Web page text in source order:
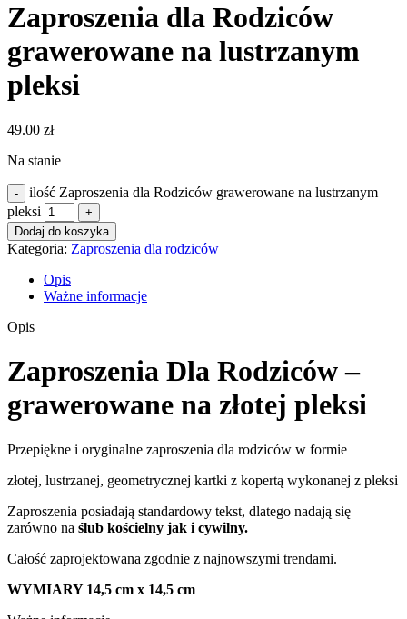
Zaproszenia dla Rodziców
grawerowane na lustrzanym
pleksi
49.00 zł
Na stanie
ilość Zaproszenia dla Rodziców grawerowane na lustrzanym
pleksi
Dodaj do koszyka
Kategoria: Zaproszenia dla rodziców
Opis
Ważne informacje
Opis
Zaproszenia Dla Rodziców –
grawerowane na złotej pleksi
Przepiękne i oryginalne zaproszenia dla rodziców w formie
złotej, lustrzanej, geometrycznej kartki z kopertą wykonanej z pleksi
Zaproszenia posiadają standardowy tekst, dlatego nadają się
zarówno na ślub kościelny jak i cywilny.
Całość zaprojektowana zgodnie z najnowszymi trendami.
WYMIARY 14,5 cm x 14,5 cm